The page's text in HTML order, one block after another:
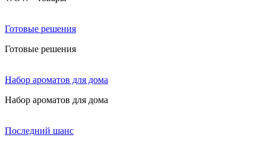
Готовые решения
Готовые решения
Набор ароматов для дома
Набор ароматов для дома
Последний шанс